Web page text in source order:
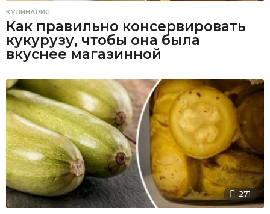
КУЛИНАРИЯ
Как правильно консервировать
кукурузу, чтобы она была
вкуснее магазинной
271